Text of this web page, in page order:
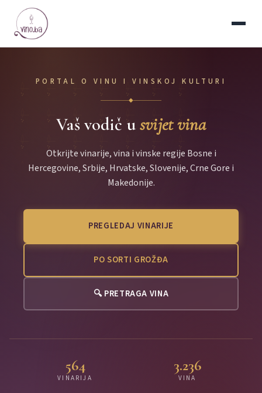
PORTAL O VINU I VINSKOJ KULTURI
◆
Vaš vodič usvijet vina
Otkrijte vinarije, vina i vinske regije Bosne i
Hercegovine, Srbije, Hrvatske, Slovenije, Crne Gore i
Makedonije.
PREGLEDAJ VINARIJE
PO SORTI GROŽĐA
🔍 PRETRAGA VINA
564
VINARIJA
3.236
VINA